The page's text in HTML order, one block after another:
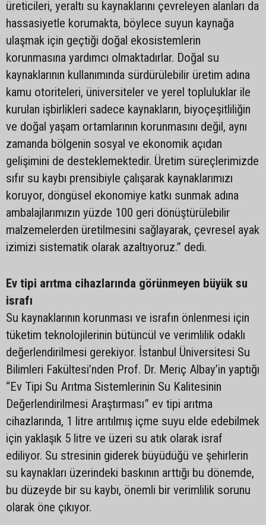
üreticileri, yeraltı su kaynaklarını çevreleyen alanları da
hassasiyetle korumakta, böylece suyun kaynağa
ulaşmak için geçtiği doğal ekosistemlerin
korunmasına yardımcı olmaktadırlar. Doğal su
kaynaklarının kullanımında sürdürülebilir üretim adına
kamu otoriteleri, üniversiteler ve yerel topluluklar ile
kurulan işbirlikleri sadece kaynakların, biyoçeşitliliğin
ve doğal yaşam ortamlarının korunmasını değil, aynı
zamanda bölgenin sosyal ve ekonomik açıdan
gelişimini de desteklemektedir. Üretim süreçlerimizde
sıfır su kaybı prensibiyle çalışarak kaynaklarımızı
koruyor, döngüsel ekonomiye katkı sunmak adına
ambalajlarımızın yüzde 100 geri dönüştürülebilir
malzemelerden üretilmesini sağlayarak, çevresel ayak
izimizi sistematik olarak azaltıyoruz.” dedi.
Ev tipi arıtma cihazlarında görünmeyen büyük su
israfı
Su kaynaklarının korunması ve israfın önlenmesi için
tüketim teknolojilerinin bütüncül ve verimlilik odaklı
değerlendirilmesi gerekiyor. İstanbul Üniversitesi Su
Bilimleri Fakültesi’nden Prof. Dr. Meriç Albay’in yaptığı
“Ev Tipi Su Arıtma Sistemlerinin Su Kalitesinin
Değerlendirilmesi Araştırması” ev tipi arıtma
cihazlarında, 1 litre arıtılmış içme suyu elde edebilmek
için yaklaşık 5 litre ve üzeri su atık olarak israf
ediliyor. Su stresinin giderek büyüdüğü ve şehirlerin
su kaynakları üzerindeki baskının arttığı bu dönemde,
bu düzeyde bir su kaybı, önemli bir verimlilik sorunu
olarak öne çıkıyor.